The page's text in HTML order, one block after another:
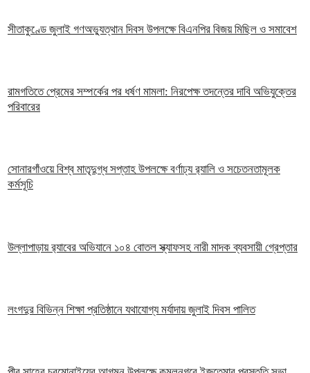
সীতাকুণ্ডে জুলাই গণঅভ্যুত্থান দিবস উপলক্ষে বিএনপির বিজয় মিছিল ও সমাবেশ
রামগতিতে প্রেমের সম্পর্কের পর ধর্ষণ মামলা: নিরপেক্ষ তদন্তের দাবি অভিযুক্তের
পরিবারের
সোনারগাঁওয়ে বিশ্ব মাতৃদুগ্ধ সপ্তাহ উপলক্ষে বর্ণাঢ্য র‍্যালি ও সচেতনতামূলক
কর্মসূচি
উল্লাপাড়ায় র‌্যাবের অভিযানে ১০৪ বোতল স্ক্যাফসহ নারী মাদক ব্যবসায়ী গ্রেপ্তার
লংগদুর বিভিন্ন শিক্ষা প্রতিষ্ঠানে যথাযোগ্য মর্যাদায় জুলাই দিবস পালিত